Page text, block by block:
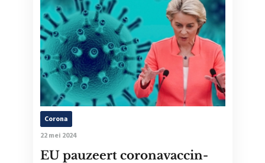
Corona
22 mei 2024
EU pauzeert coronavaccin-